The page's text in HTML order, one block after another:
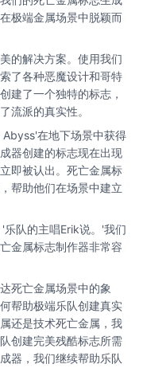
极端金属场景中脱颖而
的解决方案。使用我们
了各种恶魔设计和哥特
建了一个独特的标志，
流派的真实性。
在地下场景中获得
器创建的标志现在出现
即被认出。死亡金属标
帮助他们在场景中建立
队的主唱Erik说。'我们
金属标志制作器非常容
死亡金属场景中的象
帮助极端乐队创建真实
还是技术死亡金属，我
创建完美残酷标志所需
器，我们继续帮助乐队